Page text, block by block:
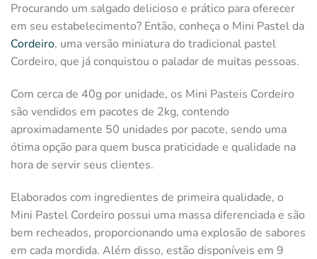
Procurando um salgado delicioso e prático para oferecer
em seu estabelecimento? Então, conheça o Mini Pastel da
Cordeiro, uma versão miniatura do tradicional pastel
Cordeiro, que já conquistou o paladar de muitas pessoas.
Com cerca de 40g por unidade, os Mini Pasteis Cordeiro
são vendidos em pacotes de 2kg, contendo
aproximadamente 50 unidades por pacote, sendo uma
ótima opção para quem busca praticidade e qualidade na
hora de servir seus clientes.
Elaborados com ingredientes de primeira qualidade, o
Mini Pastel Cordeiro possui uma massa diferenciada e são
bem recheados, proporcionando uma explosão de sabores
em cada mordida. Além disso, estão disponíveis em 9